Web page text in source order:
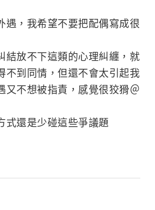
遇，我希望不要把配偶寫成很
結放不下這類的心理糾纏，就
不到同情，但還不會太引起我
又不想被指責，感覺很狡猾＠
式還是少碰這些爭議題